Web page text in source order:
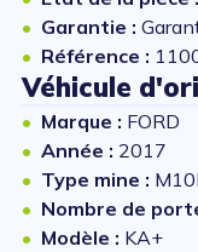
Garantie :
Référence :
Véhicule
Marque : FORD
Année : 2017
Type mine :
Nombre de
Modèle : KA+